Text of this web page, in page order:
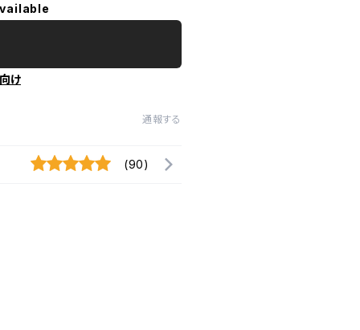
け
通報する
(90)